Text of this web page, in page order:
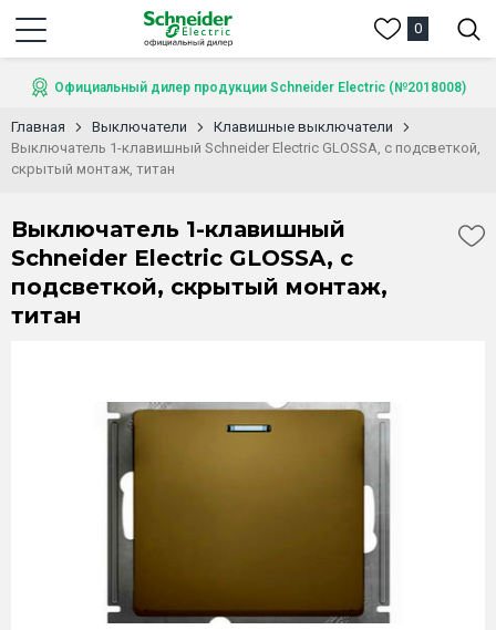
0
Официальный дилер продукции Schneider Electric (№2018008)
Главная Выключатели
Клавишные выключатели
Выключатель 1-клавишный Schneider Electric GLOSSA, с подсветкой,
скрытый монтаж, титан
Выключатель 1-клавишный
Schneider Electric GLOSSA, с
подсветкой, скрытый монтаж,
титан